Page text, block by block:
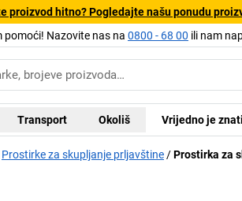
proizvod hitno? Pogledajte našu ponudu
pomoći! Nazovite nas na 0800 - 68 00 ili nam
Transport Okoliš Vrijedno je znati
Prostirke za skupljanje prljavštine Prostirka za